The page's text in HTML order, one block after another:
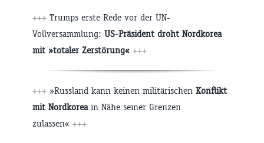
+++ Trumps erste Rede vor der UN-
Vollversammlung: US-Präsident droht Nordkorea
mit »totaler Zerstörung« +++
+++ »Russland kann keinen militärischen Konflikt
mit Nordkoreain Nähe seiner Grenzen
zulassen« +++